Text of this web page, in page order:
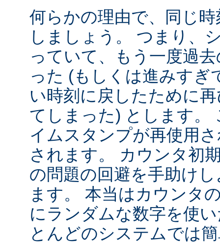
何らかの理由で、同じ
しましょう。 つまり、
っていて、もう一度過
った (もしくは進みすぎ
い時刻に戻したために
てしまった) とします。
イムスタンプが再使用
されます。 カウンタ初
の問題の回避を手助け
ます。 本当はカウンタ
にランダムな数字を使
とんどのシステムでは